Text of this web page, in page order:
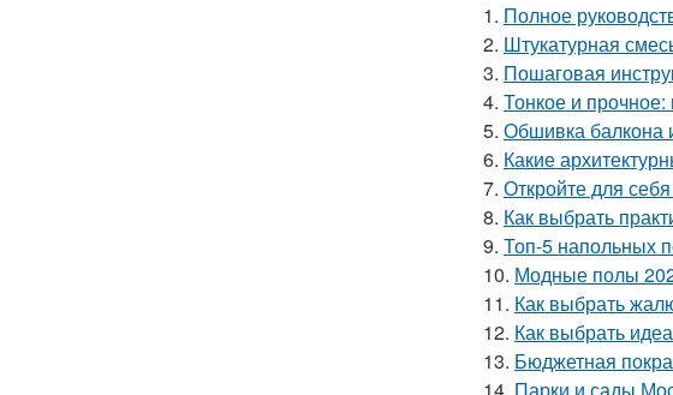
1. Полное
2. Штукатурная
3. Пошаговая
4. Тонкое и
5. Обшивка балкона
6. Какие
7. Откройте для
8. Как выбрать
9. Топ-5 напольных
10. Модные полы
11. Как выбрать
12. Как выбрать
13. Бюджетная